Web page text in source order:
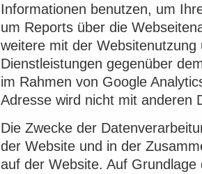
Informationen benutzen, um
um Reports über die
weitere mit der
Dienstleistungen gegenüber
im Rahmen von Google
Adresse wird nicht mit anderen
Die Zwecke der
der Website und in der
auf der Website. Auf